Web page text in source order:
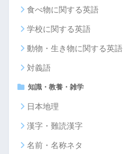
食べ物に関する英語
学校に関する英語
動物・生き物に関する英語
対義語
知識・教養・雑学
日本地理
漢字・難読漢字
名前・名称ネタ